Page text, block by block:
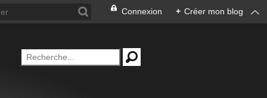
Connexion + Créer mon blog